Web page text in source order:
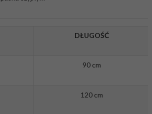
DŁUGOŚĆ
90 cm
120 cm